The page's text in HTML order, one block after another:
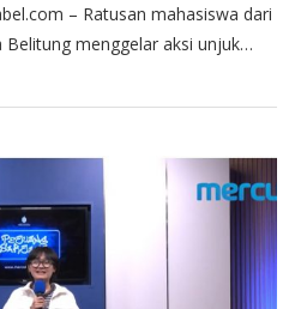
– Ratusan mahasiswa dari
Belitung menggelar aksi unjuk…